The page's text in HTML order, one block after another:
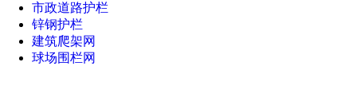
市政道路护栏
锌钢护栏
建筑爬架网
球场围栏网